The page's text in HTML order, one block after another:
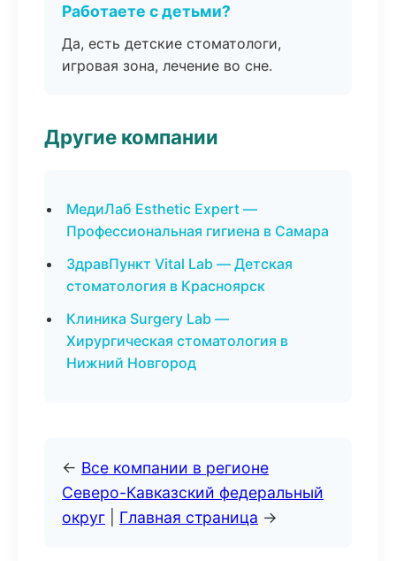
Работаете с детьми?
Да, есть детские стоматологи,
игровая зона, лечение во сне.
Другие компании
МедиЛаб Esthetic Expert —
Профессиональная гигиена в Самара
ЗдравПункт Vital Lab — Детская
стоматология в Красноярск
Клиника Surgery Lab —
Хирургическая стоматология в
Нижний Новгород
← Все компании в регионе
Северо-Кавказский федеральный
округ
Главная страница →